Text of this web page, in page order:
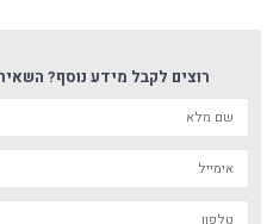
רוצים לקבל מידע נוסף?